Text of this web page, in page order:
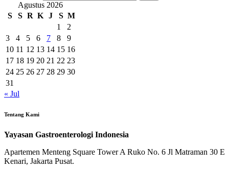
Agustus 2026
S
S R K J S M
1
2
3
4 5 6 7 8
9
10 11 12 13 14 15 16
17 18 19 20 21 22 23
24 25 26 27 28 29 30
31
« Jul
Tentang Kami
Yayasan Gastroenterologi Indonesia
Apartemen Menteng Square Tower A Ruko No. 6 Jl Matraman 30 E
Kenari, Jakarta Pusat.